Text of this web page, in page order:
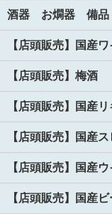
酒器 お燗器 備品
【店頭販売】国産
【店頭販売】梅酒
【店頭販売】国産
【店頭販売】国産
【店頭販売】国産
【店頭販売】国産